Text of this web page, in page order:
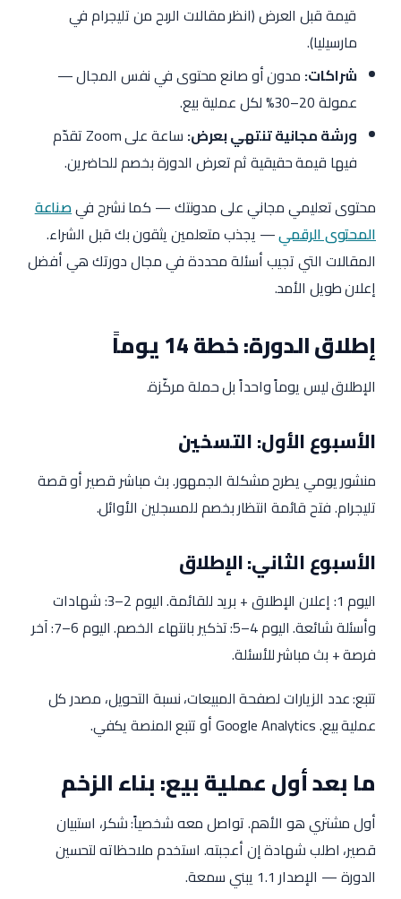
قيمة قبل العرض (انظر مقالات الربح من تليجرام في
مارسيليا).
شراكات: مدون أو صانع محتوى في نفس المجال —
عمولة 20–30% لكل عملية بيع.
ورشة مجانية تنتهي بعرض:
ساعة على Zoom تقدّم
فيها قيمة حقيقية ثم تعرض الدورة بخصم للحاضرين.
محتوى تعليمي مجاني على مدونتك — كما نشرح فيصناعة
المحتوى الرقمي— يجذب متعلمين يثقون بك قبل الشراء.
المقالات التي تجيب أسئلة محددة في مجال دورتك هي أفضل
إعلان طويل الأمد.
إطلاق الدورة: خطة 14 يوماً
الإطلاق ليس يوماً واحداً بل حملة مركّزة.
الأسبوع الأول: التسخين
منشور يومي يطرح مشكلة الجمهور. بث مباشر قصير أو قصة
تليجرام. فتح قائمة انتظار بخصم للمسجلين الأوائل.
الأسبوع الثاني: الإطلاق
اليوم 1: إعلان الإطلاق + بريد للقائمة. اليوم 2–3: شهادات
وأسئلة شائعة. اليوم 4–5: تذكير بانتهاء الخصم. اليوم 6–7: آخر
فرصة + بث مباشر للأسئلة.
تتبع: عدد الزيارات لصفحة المبيعات، نسبة التحويل، مصدر كل
عملية بيع. Google Analytics أو تتبع المنصة يكفي.
ما بعد أول عملية بيع: بناء الزخم
أول مشتري هو الأهم. تواصل معه شخصياً: شكر، استبيان
قصير، اطلب شهادة إن أعجبته. استخدم ملاحظاته لتحسين
الدورة — الإصدار 1.1 يبني سمعة.